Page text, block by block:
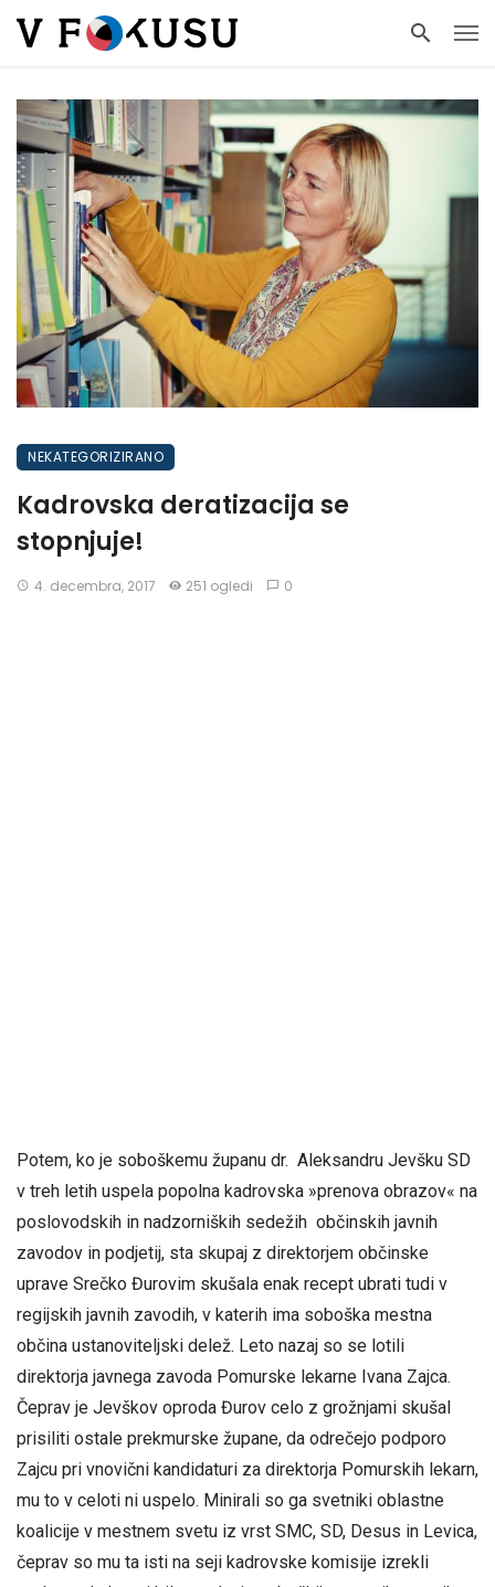
NEKATEGORIZIRANO
Kadrovska deratizacija se
stopnjuje!
4. decembra, 2017 251 ogledi 0
Potem, ko je soboškemu županu dr. Aleksandru Jevšku SD
v treh letih uspela popolna kadrovska »prenova obrazov« na
poslovodskih in nadzorniških sedežih občinskih javnih
zavodov in podjetij, sta skupaj z direktorjem občinske
uprave Srečko Đurovim skušala enak recept ubrati tudi v
regijskih javnih zavodih, v katerih ima soboška mestna
občina ustanoviteljski delež. Leto nazaj so se lotili
direktorja javnega zavoda Pomurske lekarne Ivana Zajca.
Čeprav je Jevškov oproda Đurov celo z grožnjami skušal
prisiliti ostale prekmurske župane, da odrečejo podporo
Zajcu pri vnovični kandidaturi za direktorja Pomurskih lekarn,
mu to v celoti ni uspelo. Minirali so ga svetniki oblastne
koalicije v mestnem svetu iz vrst SMC, SD, Desus in Levica,
čeprav so mu ta isti na seji kadrovske komisije izrekli